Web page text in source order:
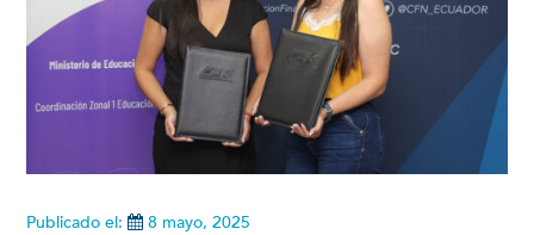
Publicado el: 8 mayo, 2025